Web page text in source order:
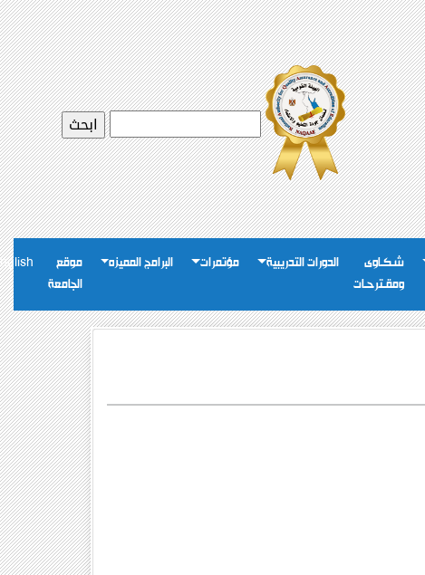
شـكـاوى
ومقـترحـات
الدورات التدريبية مؤتمرات البرامج المميزه
موقع
الجامعة